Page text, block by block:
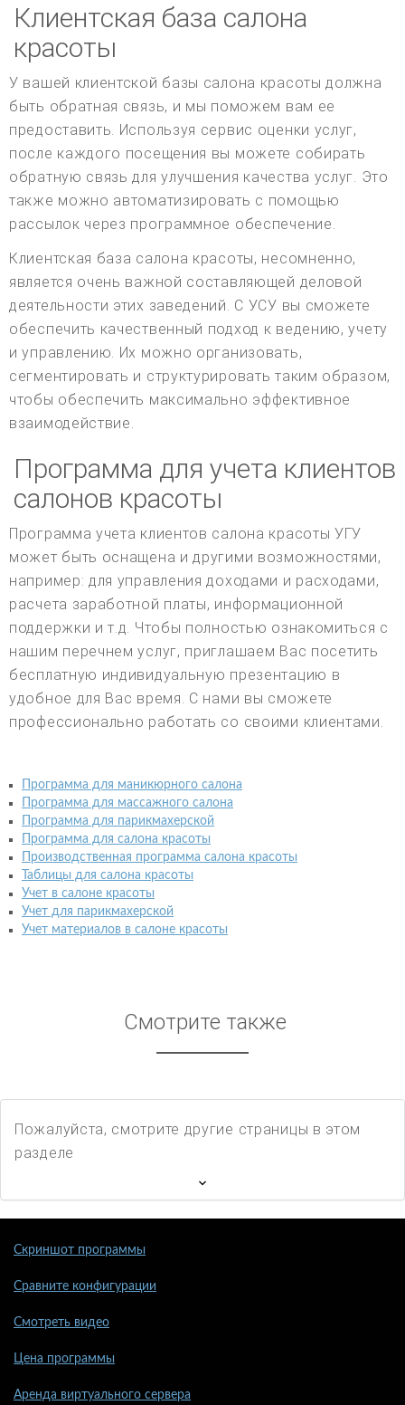
Клиентская база салона
красоты
У вашей клиентской базы салона красоты должна
быть обратная связь, и мы поможем вам ее
предоставить. Используя сервис оценки услуг,
после каждого посещения вы можете собирать
обратную связь для улучшения качества услуг. Это
также можно автоматизировать с помощью
рассылок через программное обеспечение.
Клиентская база салона красоты, несомненно,
является очень важной составляющей деловой
деятельности этих заведений. С УСУ вы сможете
обеспечить качественный подход к ведению, учету
и управлению. Их можно организовать,
сегментировать и структурировать таким образом,
чтобы обеспечить максимально эффективное
взаимодействие.
Программа для учета клиентов
салонов красоты
Программа учета клиентов салона красоты УГУ
может быть оснащена и другими возможностями,
например: для управления доходами и расходами,
расчета заработной платы, информационной
поддержки и т.д. Чтобы полностью ознакомиться с
нашим перечнем услуг, приглашаем Вас посетить
бесплатную индивидуальную презентацию в
удобное для Вас время. С нами вы сможете
профессионально работать со своими клиентами.
Программа для маникюрного салона
Программа для массажного салона
Программа для парикмахерской
Программа для салона красоты
Производственная программа салона красоты
Таблицы для салона красоты
Учет в салоне красоты
Учет для парикмахерской
Учет материалов в салоне красоты
Смотрите также
Пожалуйста, смотрите другие страницы в этом
разделе
Скриншот программы
Сравните конфигурации
Смотреть видео
Цена программы
Аренда виртуального сервера